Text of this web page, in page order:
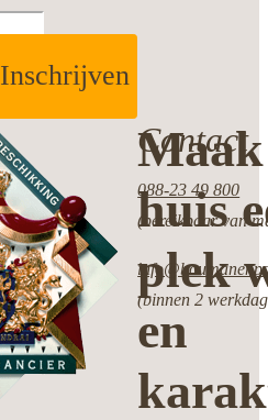
huis
plek
en
Inschrijven
Contact
088-23 49 800
(bereikbaar van
(binnen 2